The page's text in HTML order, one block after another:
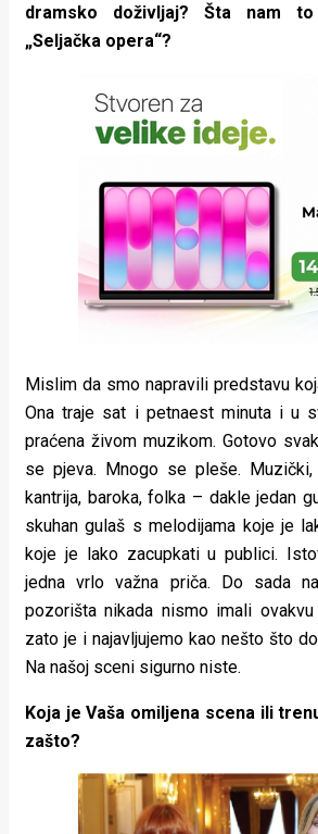
dramsko doživljaj? Šta nam
„Seljačka opera“?
Mislim da smo napravili predstavu
Ona traje sat i petnaest minuta i u
praćena živom muzikom. Gotovo
se pjeva. Mnogo se pleše.
kantrija, baroka, folka – dakle jedan
skuhan gulaš s melodijama koje je
koje je lako zacupkati u publici.
jedna vrlo važna priča. Do sada
pozorišta nikada nismo imali
zato je i najavljujemo kao nešto što
Na našoj sceni sigurno niste.
Koja je Vaša omiljena scena ili
zašto?